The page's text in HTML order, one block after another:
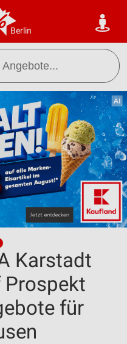
Berlin
Karstadt
für